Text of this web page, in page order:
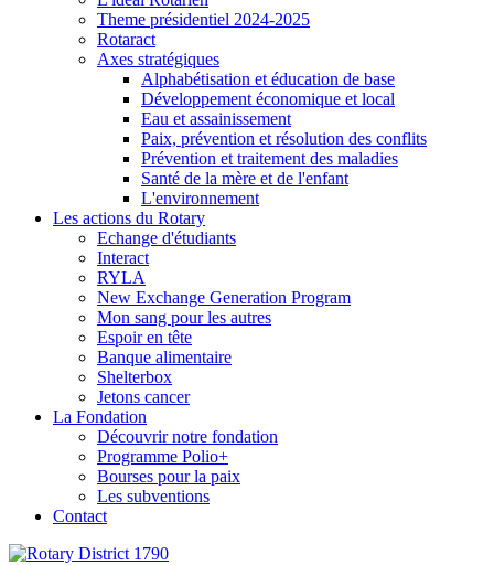
Theme présidentiel 2024-2025
Rotaract
Axes stratégiques
Alphabétisation et éducation de base
Développement économique et local
Eau et assainissement
Paix, prévention et résolution des conflits
Prévention et traitement des maladies
Santé de la mère et de l'enfant
L'environnement
Les actions du Rotary
Echange d'étudiants
Interact
RYLA
New Exchange Generation Program
Mon sang pour les autres
Espoir en tête
Banque alimentaire
Shelterbox
Jetons cancer
La Fondation
Découvrir notre fondation
Programme Polio+
Bourses pour la paix
Les subventions
Contact